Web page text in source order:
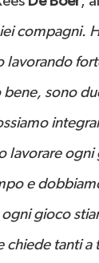
compagni.
lavorando
sono
lavorare
e
gioco
chiede tanti a